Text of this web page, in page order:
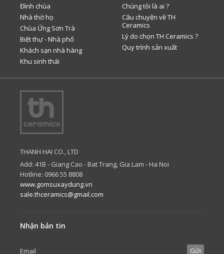
Đình chùa
Nhà thờ họ
Chùa Ứng Sơn Trà
Biệt thự - Nhà phố
Khách sạn nhà hàng
Khu sinh thái
Chúng tôi là ai ?
Câu chuyện về TH
Ceramics
Lý do chọn TH Ceramics ?
Quy trình sản xuất
THANH HAI CO., LTD
Add: 41B - Giang Cao - Bat Trang, Gia Lam - Ha Noi
Hotline: 0966 55 8808
www.gomsuxaydung.vn
sale.thceramics@gmail.com
Nhận bản tin